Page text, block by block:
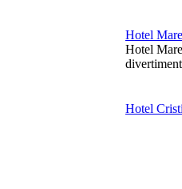
Hotel
Hotel
Hotel